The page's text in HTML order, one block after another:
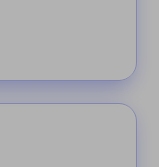
«Алфавит»
сустав в